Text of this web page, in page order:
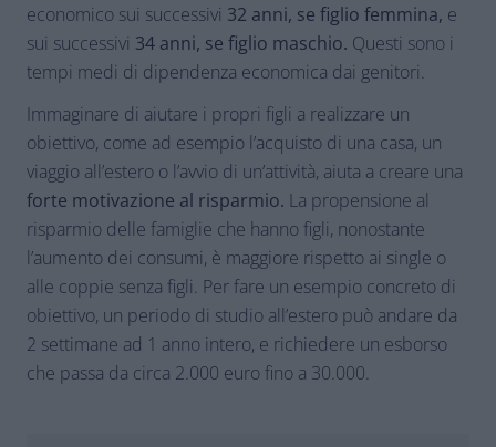
economico sui successivi 32 anni, se figlio femmina, e
sui successivi 34 anni, se figlio maschio. Questi sono i
tempi medi di dipendenza economica dai genitori.
Immaginare di aiutare i propri figli a realizzare un
obiettivo, come ad esempio l’acquisto di una casa, un
viaggio all’estero o l’avvio di un’attività, aiuta a creare una
forte motivazione al risparmio. La propensione al
risparmio delle famiglie che hanno figli, nonostante
l’aumento dei consumi, è maggiore rispetto ai single o
alle coppie senza figli. Per fare un esempio concreto di
obiettivo, un periodo di studio all’estero può andare da
2 settimane ad 1 anno intero, e richiedere un esborso
che passa da circa 2.000 euro fino a 30.000.